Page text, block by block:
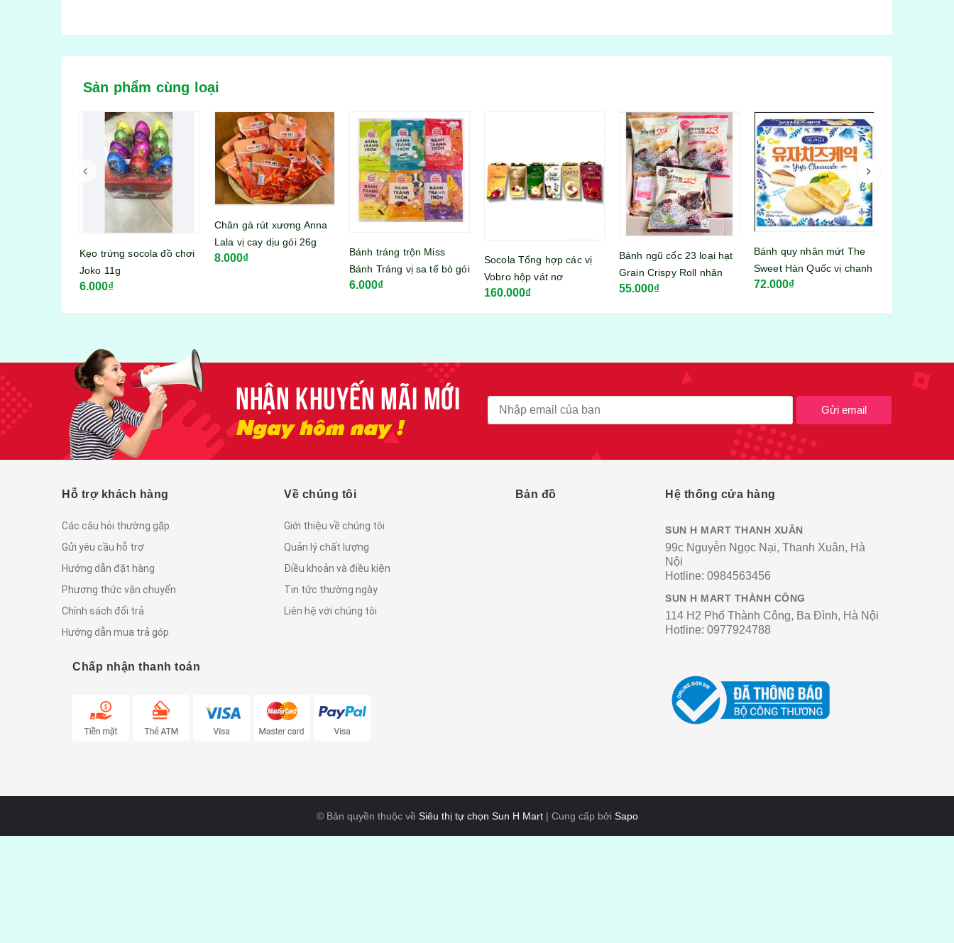
Sản phẩm cùng loại
Chân gà rút xương Anna
8.000₫
Bánh tráng trộn Miss
Socola Tổng hợp các vị
Vobro hộp vát nơ
160.000₫
Bánh ngũ cốc 23 loại hạt
Grain Crispy Roll nhân
kem dâu Hàn Quốc gói
55.000₫
Bánh quy nhân mứt The
Sweet Hàn Quốc vị chanh
190g
72.000₫
Bánh quy ăn kiêng Zero
Baloco Ý vị chocolate hộp
210gr
78.000₫
Gửi email
Hỗ trợ khách hàng
Các câu hỏi thường gặp
Gửi yêu cầu hỗ trợ
Hướng dẫn đặt hàng
Phương thức vận chuyển
Chính sách đổi trả
Hướng dẫn mua trả góp
Về chúng tôi
Giới thiệu về chúng tôi
Quản lý chất lượng
Điều khoản và điều kiện
Tin tức thường ngày
Liên hệ với chúng tôi
Chấp nhận thanh toán
Bản đồ Hệ thống cửa hàng
SUN H MART THANH XUÂN
99c Nguyễn Ngọc Nại, Thanh Xuân, Hà
Nội
Hotline: 0984563456
SUN H MART THÀNH CÔNG
114 H2 Phố Thành Công, Ba Đình, Hà Nội
Hotline: 0977924788
© Bản quyền thuộc về Siêu thị tự chọn Sun H Mart| Cung cấp bởi Sapo